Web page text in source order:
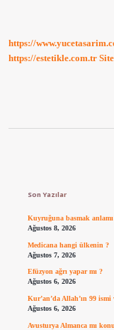
https://
https://estetikle.com.tr
Son Yazılar
Kuyruğuna basmak anlamı
Ağustos 8, 2026
Medicana hangi ülkenin ?
Ağustos 7, 2026
Efüzyon ağrı yapar mı ?
Ağustos 6, 2026
Kur’an’da Allah’ın 99 ismi
Ağustos 6, 2026
Avusturya Almanca mı